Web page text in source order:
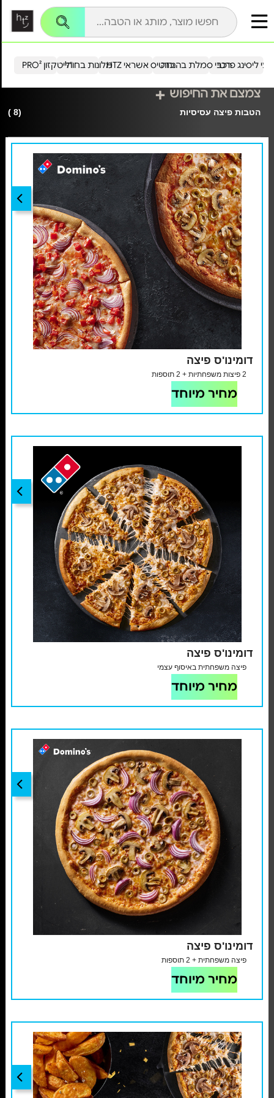
הייטקזון PRO²מלונות בחו"ל כרטיס אשראי HTZ ליסינג פרטירכבי סמלת בהנחה
צמצם את החיפוש
(8 ) הטבות פיצה עסיסיות
דומינו'ס פיצה
2 פיצות משפחתיות + 2 תוספות
מחיר מיוחד
דומינו'ס פיצה
פיצה משפחתית באיסוף עצמי
מחיר מיוחד
דומינו'ס פיצה
פיצה משפחתית + 2 תוספות
מחיר מיוחד